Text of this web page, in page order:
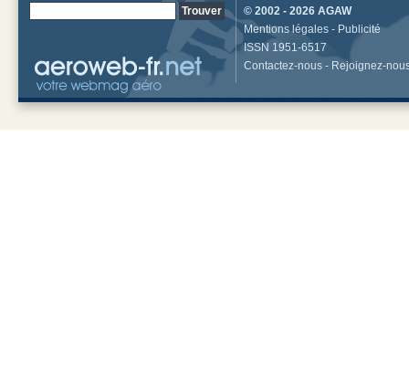
© 2002 - 2026 AGAW
Mentions légales - Publicité
ISSN 1951-6517
Contactez-nous - Rejoignez-